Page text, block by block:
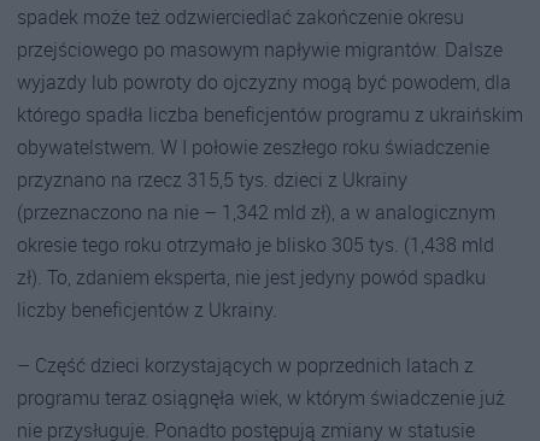
spadek może też odzwierciedlać zakończenie okresu
przejściowego po masowym napływie migrantów. Dalsze
wyjazdy lub powroty do ojczyzny mogą być powodem, dla
którego spadła liczba beneficjentów programu z ukraińskim
obywatelstwem. W I połowie zeszłego roku świadczenie
przyznano na rzecz 315,5 tys. dzieci z Ukrainy
(przeznaczono na nie – 1,342 mld zł), a w analogicznym
okresie tego roku otrzymało je blisko 305 tys. (1,438 mld
zł). To, zdaniem eksperta, nie jest jedyny powód spadku
liczby beneficjentów z Ukrainy.
– Część dzieci korzystających w poprzednich latach z
programu teraz osiągnęła wiek, w którym świadczenie już
nie przysługuje. Ponadto postępują zmiany w statusie